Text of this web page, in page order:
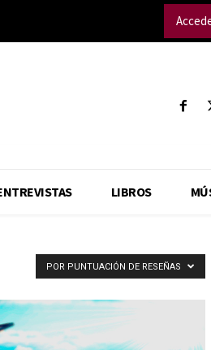
LIBROS
POR PUNTUACIÓN DE RESEÑAS